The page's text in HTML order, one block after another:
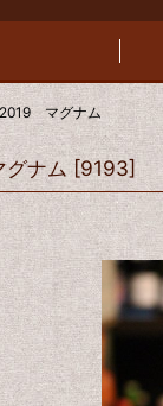
マグナム
ナム [9193]